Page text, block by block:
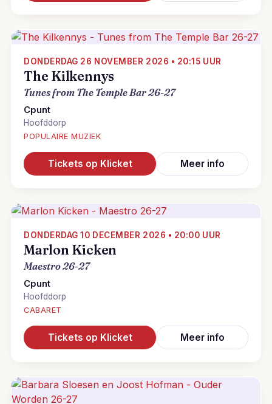
DONDERDAG 26 NOVEMBER 2026 • 20:15 UUR
The Kilkennys
Tunes from The Temple Bar 26-27
Cpunt
Hoofddorp
POPULAIRE MUZIEK
Tickets op Klicket Meer info
DONDERDAG 10 DECEMBER 2026 • 20:00 UUR
Marlon Kicken
Maestro 26-27
Cpunt
Hoofddorp
CABARET
Tickets op Klicket Meer info